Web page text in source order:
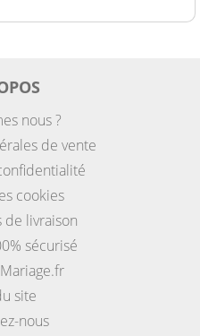
nous ?
de vente
cookies
de livraison
sécurisé
site
nous